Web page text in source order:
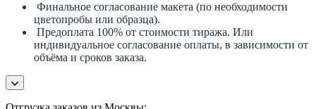
Финальное согласование макета (по необходимости
цветопробы или образца).
Предоплата 100% от стоимости тиража. Или
индивидуальное согласование оплаты, в зависимости от
объёма и сроков заказа.